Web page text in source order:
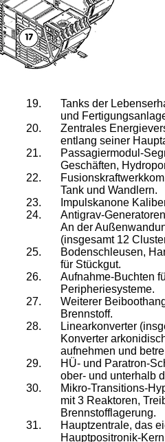
Tanks der
und
Zentrales
entlang seiner
Passagiermodul-
Geschäften,
Tank und Wandlern.
Impulskanone
Antigrav-
An der
(insgesamt 12
Bodenschleusen,
für Stückgut.
Aufnahme-Buchten
Peripheriesysteme.
Weiterer
Brennstoff.
Linearkonverter
Konverter
aufnehmen und
HÜ- und Paratron-
ober- und unterhalb
Mikro-Transitions-
mit 3 Reaktoren,
Brennstofflagerung.
Hauptzentrale, das
Hauptpositronik-